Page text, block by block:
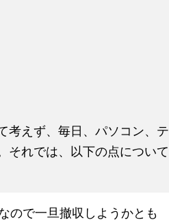
考えず、毎日、パソコン、テ
それでは、以下の点について
ので一旦撤収しようかとも